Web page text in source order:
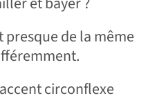
presque de la même
circonflexe